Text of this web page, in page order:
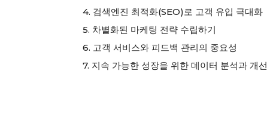
4. 검색엔진 최적화(SEO)로 고객 유입 극대화
5. 차별화된 마케팅 전략 수립하기
6. 고객 서비스와 피드백 관리의 중요성
7. 지속 가능한 성장을 위한 데이터 분석과 개선